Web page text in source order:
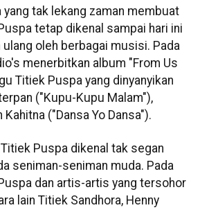
yang tak lekang zaman membuat
tetap dikenal sampai hari ini
ulang oleh berbagai musisi. Pada
menerbitkan album "From Us
Titiek Puspa yang dinyanyikan
("Kupu-Kupu Malam"),
Kahitna ("Dansa Yo Dansa").
Puspa dikenal tak segan
seniman-seniman muda. Pada
dan artis-artis yang tersohor
lain Titiek Sandhora, Henny